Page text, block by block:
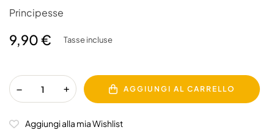
Principesse
9,90 € Tasse incluse
AGGIUNGI AL CARRELLO
Aggiungi alla mia Wishlist